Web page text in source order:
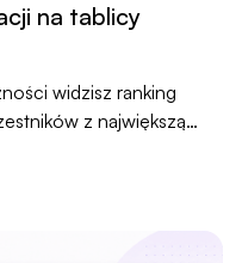
na tablicy
widzisz ranking
z największą